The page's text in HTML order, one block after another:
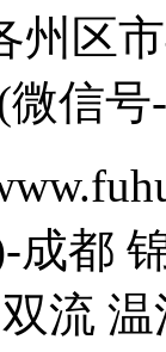
州区
微信
成都
流